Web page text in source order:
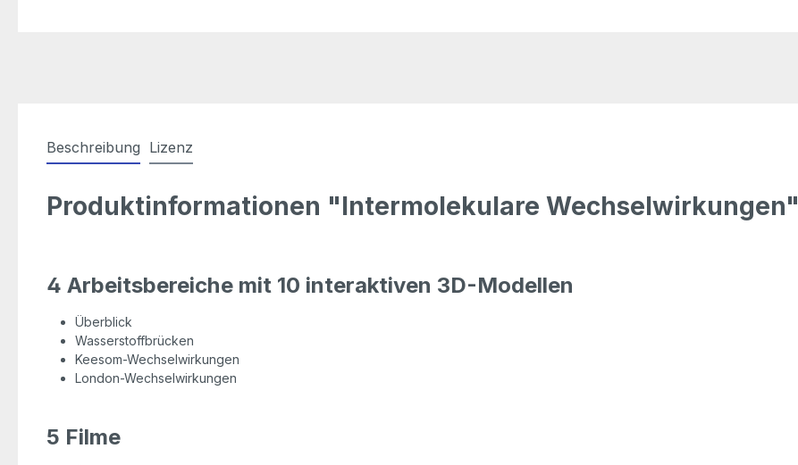
Beschreibung Lizenz
Produktinformationen "Intermolekulare Wechselwirkungen"
4 Arbeitsbereiche mit 10 interaktiven 3D-Modellen
Überblick
Wasserstoffbrücken
Keesom-Wechselwirkungen
London-Wechselwirkungen
5 Filme